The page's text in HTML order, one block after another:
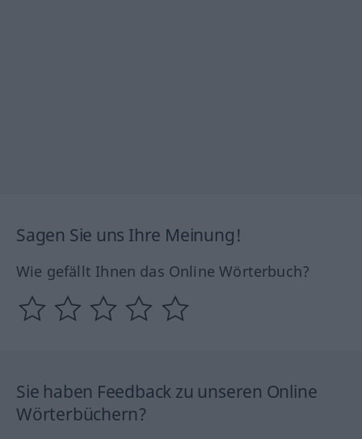
Sagen Sie uns Ihre Meinung!
Wie gefällt Ihnen das Online Wörterbuch?
Sie haben Feedback zu unseren Online
Wörterbüchern?